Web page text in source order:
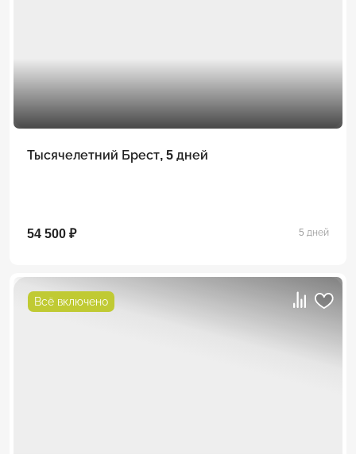
Тысячелетний Брест, 5 дней
54 500 ₽ 5 дней
Всё включено